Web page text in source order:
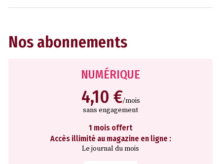
Nos abonnements
NUMÉRIQUE
4,10 €/mois
sans engagement
1 mois offert
Accès illimité au magazine en ligne :
Le journal du mois